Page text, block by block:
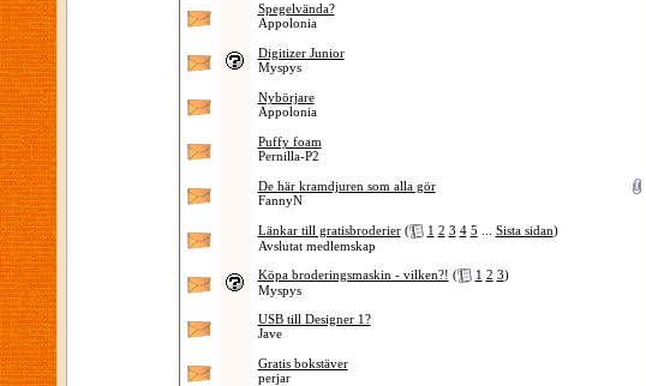
Spegelvända?
Appolonia
Digitizer Junior
Myspys
Nybörjare
Appolonia
Puffy foam
Pernilla-P2
De här kramdjuren som alla gör
FannyN
Länkar till gratisbroderier ( 1 2 3 4 5 Sista sidan)
Avslutat medlemskap
Köpa broderingsmaskin - vilken?! ( 1 2 3)
Myspys
USB till Designer 1?
Jave
Gratis bokstäver
perjar